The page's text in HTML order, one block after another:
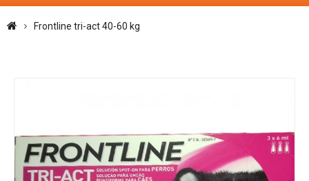
Frontline tri-act 40-60 kg